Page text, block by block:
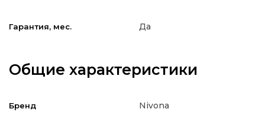
Гарантия, мес. Да
Общие характеристики
Бренд Nivona